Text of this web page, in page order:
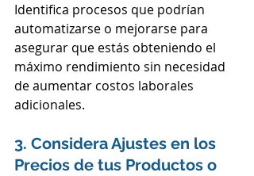
Identifica procesos que podrían
automatizarse o mejorarse para
asegurar que estás obteniendo el
máximo rendimiento sin necesidad
de aumentar costos laborales
adicionales.
3. Considera Ajustes en los
Precios de tus Productos o